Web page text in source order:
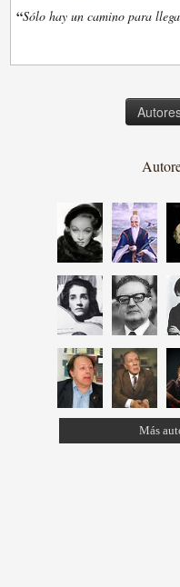
“Sólo hay un camino para
Más